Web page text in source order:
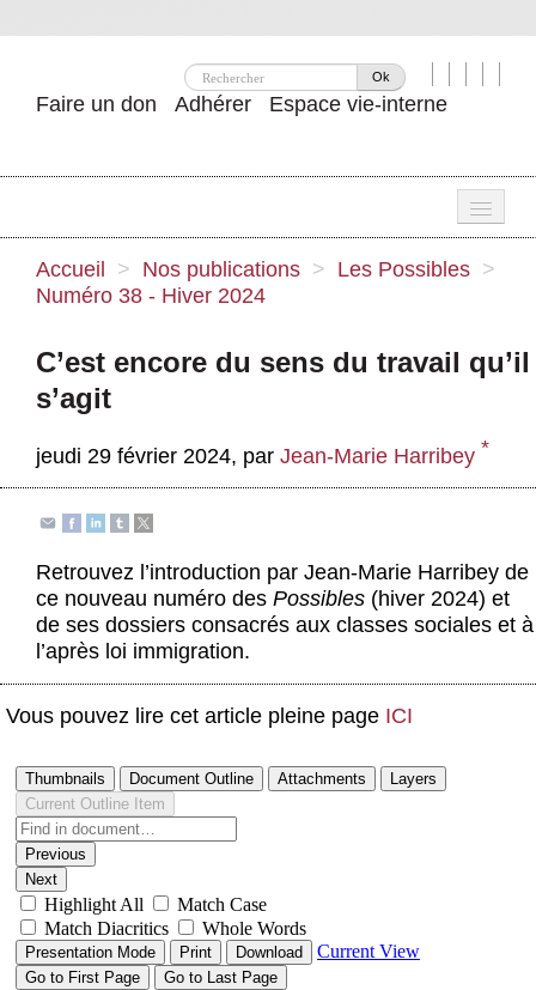
Ok
Faire un don Adhérer Espace vie-interne
Attac ?
Nos idées
Se mobiliser
Publications
Boutique
Accueil > Nos publications > Les Possibles >
Numéro 38 - Hiver 2024
C’est encore du sens du travail qu’il
s’agit
jeudi 29 février 2024, par Jean-Marie Harribey *
Retrouvez l’introduction par Jean-Marie Harribey de
ce nouveau numéro des Possibles (hiver 2024) et
de ses dossiers consacrés aux classes sociales et à
l’après loi immigration.
Vous pouvez lire cet article pleine page ICI